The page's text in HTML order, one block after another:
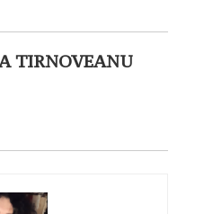
TIRNOVEANU